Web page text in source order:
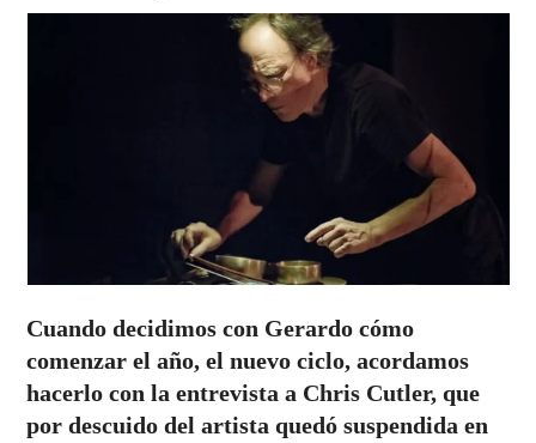
Cuando decidimos con Gerardo cómo
comenzar el año, el nuevo ciclo, acordamos
hacerlo con la entrevista a Chris Cutler, que
por descuido del artista quedó suspendida en